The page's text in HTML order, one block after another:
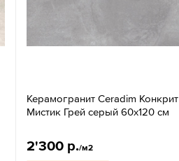
Керамогранит Ceradim Конкрит
Мистик Грей серый 60x120 см
2'300 р./м2